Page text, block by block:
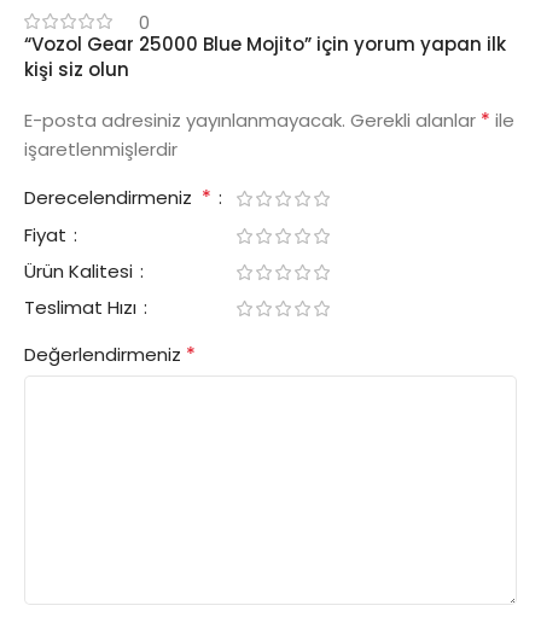
0
“Vozol Gear 25000 Blue Mojito” için yorum yapan ilk
kişi siz olun
E-posta adresiniz yayınlanmayacak. Gerekli alanlar * ile
işaretlenmişlerdir
Derecelendirmeniz *
Fiyat
Ürün Kalitesi
Teslimat Hızı
Değerlendirmeniz *